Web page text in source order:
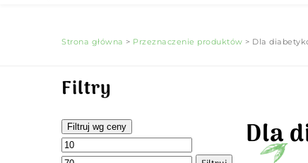
Strona główna > Przeznaczenie produktów > Dla
Filtry
Filtruj wg ceny Dla